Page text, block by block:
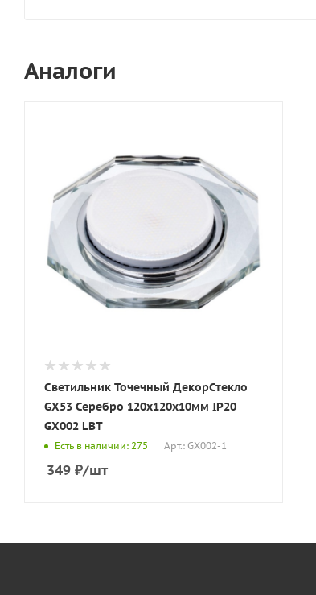
Аналоги
Светильник Точечный ДекорСтекло
GX53 Серебро 120х120х10мм IP20
GX002 LBT
Есть в наличии: 275 Арт.: GX002-1
349 ₽/шт